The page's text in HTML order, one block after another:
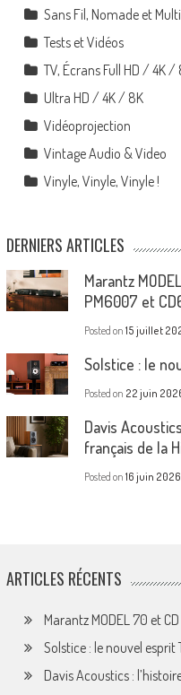
Sans Fil, Nomade et
Tests et Vidéos
TV, Écrans Full HD / 4K /
Ultra HD / 4K / 8K
Vidéoprojection
Vintage Audio & Video
Vinyle, Vinyle, Vinyle !
DERNIERS ARTICLES
Marantz
PM6007 et
Posted on 15 juillet
Solstice : le
Posted on 22 juin
Davis
français de la
Posted on 16 juin 2026
ARTICLES RÉCENTS
Marantz MODEL 70 et
Solstice : le nouvel esprit
Davis Acoustics :